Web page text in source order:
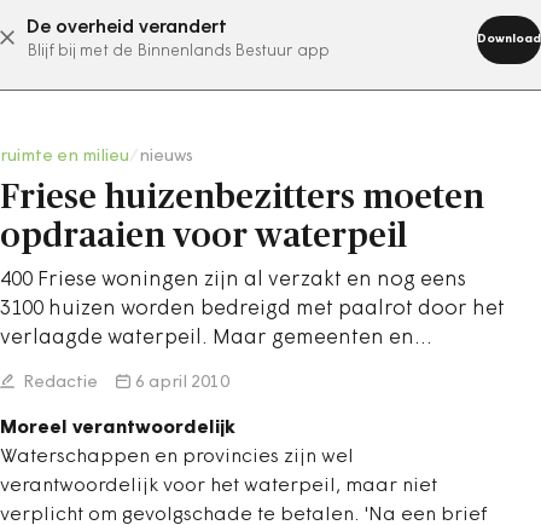
De overheid verandert
Blijf bij met de Binnenlands Bestuur app
Download
abonneer nu
ruimte en milieu nieuws
Friese huizenbezitters moeten
opdraaien voor waterpeil
400 Friese woningen zijn al verzakt en nog eens
3100 huizen worden bedreigd met paalrot door het
verlaagde waterpeil. Maar gemeenten en…
Redactie 6 april 2010
Moreel verantwoordelijk
Waterschappen en provincies zijn wel
verantwoordelijk voor het waterpeil, maar niet
verplicht om gevolgschade te betalen. 'Na een brief